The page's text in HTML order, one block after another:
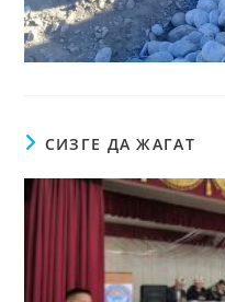
СИЗГЕ ДА ЖАГАТ